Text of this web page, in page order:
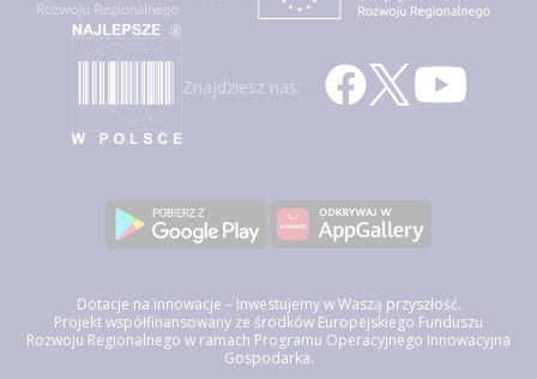
Znajdziesz nas:
Dotacje na innowacje – Inwestujemy w Waszą przyszłość.
Projekt współfinansowany ze środków Europejskiego Funduszu
Rozwoju Regionalnego w ramach Programu Operacyjnego Innowacyjna
Gospodarka.